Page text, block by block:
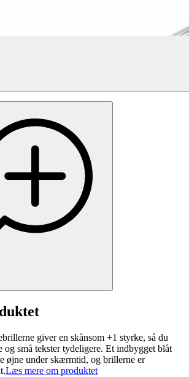
giver en skånsom +1 styrke, så du
og små tekster tydeligere. Et indbygget blåt
øjne under skærmtid, og brillerne er
Læs mere om produktet